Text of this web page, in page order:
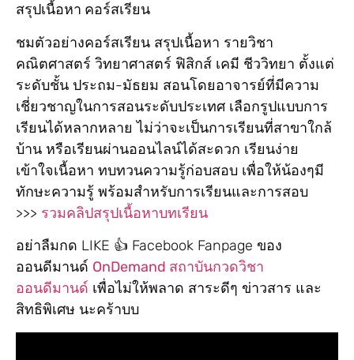
สรุปเนื้อหา คอร์สเรียน
ชมตัวอย่างคอร์สเรียน สรุปเนื้อหา รายวิชา
คณิตศาสตร์ วิทยาศาสตร์ ฟิสิกส์ เคมี ชีววิทยา ตั้งแต่
ระดับชั้น ประถม-มัธยม สอนโดยอาจารย์ที่มีความ
เชี่ยวชาญในการสอนระดับประเทศ เลือกรูปแบบการ
เรียนได้หลากหลาย ไม่ว่าจะเป็นการเรียนที่สาขาใกล้
บ้าน หรือเรียนผ่านออนไลน์ได้สะดวก เรียนง่าย
เข้าใจเนื้อหา ทบทวนความรู้ก่อบสอบ เพื่อให้น้องๆมี
ทักษะความรู้ พร้อมสำหรับการเรียนและการสอบ
>>> รวมคลิปสรุปเนื้อหาบทเรียน
อย่าลืมกด LIKE 👍 Facebook Fanpage ของ
ออนดีมานด์ OnDemand สถาบันกวดวิชา
ออนดีมานด์ เพื่อไม่ให้พลาด สาระดีๆ ข่าวสาร และ
สิทธิพิเศษ นะคร้าบบ